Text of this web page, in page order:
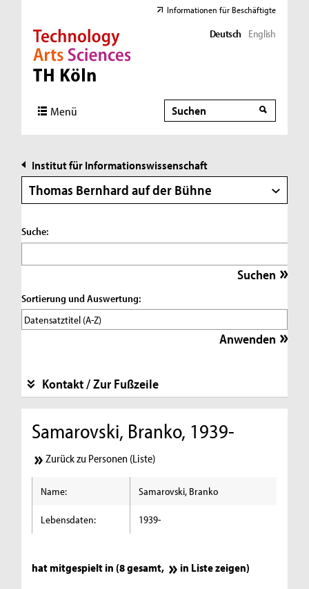
Direkt zur Hauptnavigation
Direkt zur Subnavigation
Direkt zum Inhalt
Direkt zum Fußbereich
Informationen für Beschäftigte
Deutsch English
Menü Suche
Suche
Institut für Informationswissenschaft
Thomas Bernhard auf der Bühne
Suche:
Sortierung und Auswertung:
Kontakt / Zur Fußzeile
Samarovski, Branko, 1939-
Zurück zu Personen (Liste)
Name: Samarovski, Branko
Lebensdaten: 1939-
hat mitgespielt in (8 gesamt, in Liste zeigen)